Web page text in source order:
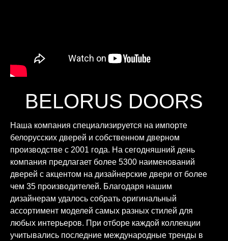
BELORUS DOORS
Наша компания специализируется на импорте
белорусских дверей и собственном дверном
производстве с 2001 года. На сегодняшний день
компания предлагает более 5300 наименований
дверей с акцентом на дизайнерские двери от более
чем 35 производителей. Благодаря нашим
дизайнерам удалось собрать оригинальный
ассортимент моделей самых разных стилей для
любых интерьеров. При отборе каждой коллекции
учитывались последние международные тренды в